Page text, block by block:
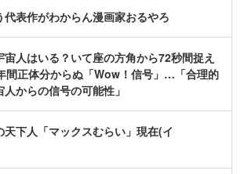
表作がわからん漫画家おるやろ
宙人はいる？いて座の方角から72秒間捉え
間正体分からぬ「Wow！信号」…「合理的
からの信号の可能性」
天下人「マックスむらい」現在(イ